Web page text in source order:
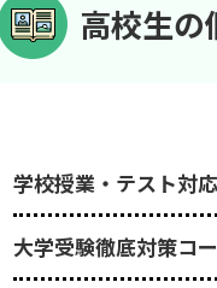
高校生の
学校授業・テスト対
⼤学受験徹底対策コ